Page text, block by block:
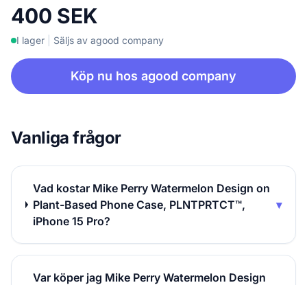
400 SEK
I lager Säljs av agood company
Köp nu hos agood company
Vanliga frågor
Vad kostar Mike Perry Watermelon Design on
Plant-Based Phone Case, PLNTPRTCT™,
iPhone 15 Pro?
▾
Var köper jag Mike Perry Watermelon Design